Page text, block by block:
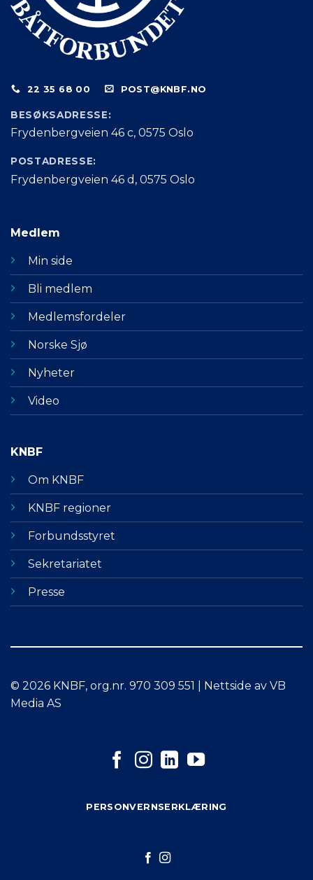
22 35 68 00 POST@KNBF.NO
BESØKSADRESSE:
Frydenbergveien 46 c, 0575 Oslo
POSTADRESSE:
Frydenbergveien 46 d, 0575 Oslo
Medlem
Min side
Bli medlem
Medlemsfordeler
Norske Sjø
Nyheter
Video
KNBF
Om KNBF
KNBF regioner
Forbundsstyret
Sekretariatet
Presse
© 2026 KNBF, org.nr. 970 309 551 | Nettside av VB
Media AS
PERSONVERNSERKLÆRING